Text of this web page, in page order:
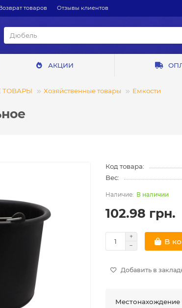
товаров Отзывы клиентов
АКЦИИ
ТОВАРЫ Хозяйственные товары Емкости
Код товара:
Вес:
В наличии
102.98 грн.
В
Добавить в
Местонахождение